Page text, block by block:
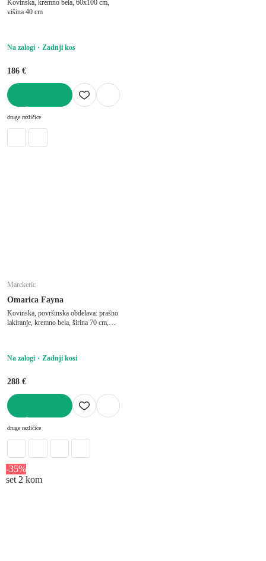
Kovinska, kremno bela, 60x100 cm,
višina 40 cm
Na zalogi Zadnji kos
186 €
druge različice
Marckeric
Omarica Fayna
Kovinska, površinska obdelava: prašno
lakiranje, kremno bela, širina 70 cm,
Na zalogi Zadnji kosi
288 €
druge različice
-35%
set 2 kom